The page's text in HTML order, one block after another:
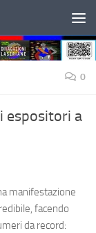
0
espositori a
manifestazione
facendo
da record: